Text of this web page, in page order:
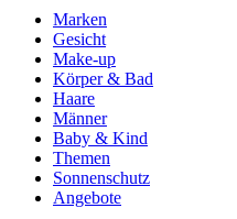
Marken
Gesicht
Make-up
Körper & Bad
Haare
Männer
Baby & Kind
Themen
Sonnenschutz
Angebote